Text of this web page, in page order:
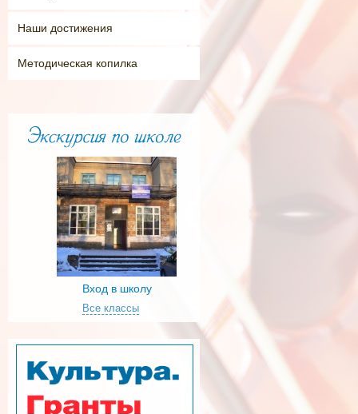
Наши достижения
Методическая копилка
Вход в школу
Все классы